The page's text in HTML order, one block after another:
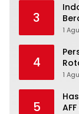
3
1
4
1
5